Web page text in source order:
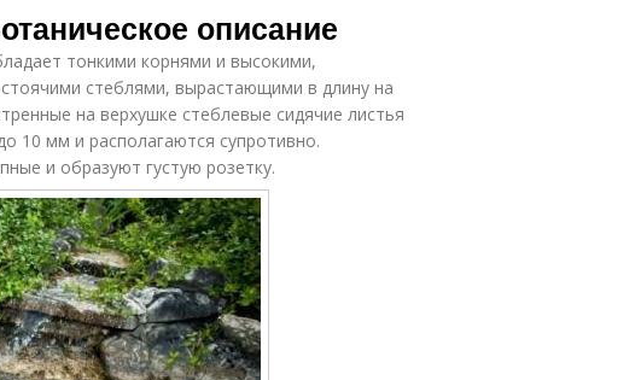
описание
тонкими корнями и высокими,
стеблями, вырастающими в длину на
на верхушке стеблевые сидячие листья
10 мм и располагаются супротивно.
и образуют густую розетку.